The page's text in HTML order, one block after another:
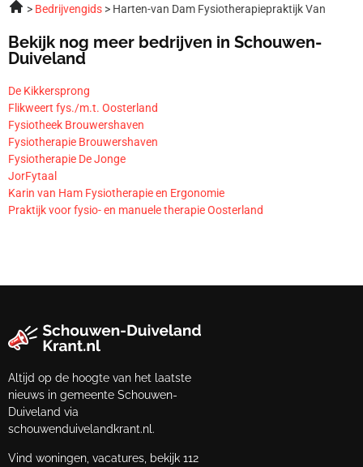
Bedrijvengids Harten-van Dam Fysiotherapiepraktijk Van
Bekijk nog meer bedrijven in Schouwen-
Duiveland
De Kikkersprong
Flikweert fys./m.t. Oosterland
Fysiotheek Brouwershaven
Fysiotherapie Brouwershaven
Fysiotherapie De Jonge
JorFytaal
Karin van Ham Fysiotherapie en Ergonomie
Praktijk voor fysio- en manuele therapie Oosterland
Altijd op de hoogte van het laatste
nieuws in gemeente Schouwen-
Duiveland via
schouwenduivelandkrant.nl.
Vind woningen, vacatures, bekijk 112